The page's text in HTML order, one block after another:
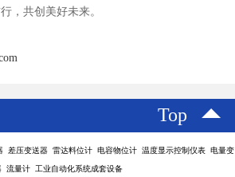
，共创美好未来。
Top
差压变送器 雷达料位计 电容物位计 温度显示控制仪表 电量变
流量计 工业自动化系统成套设备